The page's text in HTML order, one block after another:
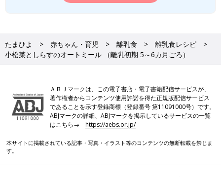
ギーに注意をして少量ずつ与えるのが基本です。食べ慣れた食材
離乳食の「時期・食材別大きさの目安」はこち
ら！
材・レシピも動画で分かる きほんの離乳食
前の話
かぼちゃピューレの
5～6カ月ごろ）
一覧
次の話
6カ月ごろ）
たまひよ 赤ちゃん・育児 離乳食
離乳食レシピ
小松菜としらすのオートミール （離乳初期 5～6カ月ごろ）
ＡＢＪマークは、この電子書店・電子書籍配信サービスが、
著作権者からコンテンツ使用許諾を得た正規版配信サービス
であることを示す登録商標（登録番号 第11091000号）です。
ABJマークの詳細、ABJマークを掲示しているサービスの一覧
はこちら→https://aebs.or.jp/
本サイトに掲載されている記事・写真・イラスト等のコンテンツの無断転載を禁じま
す。